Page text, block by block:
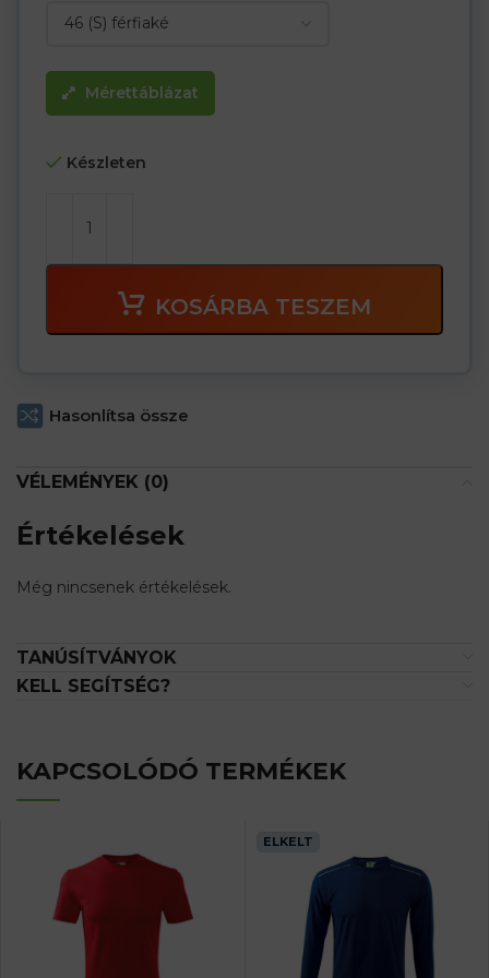
Mérettáblázat
Készleten
KOSÁRBA TESZEM
Hasonlítsa össze
VÉLEMÉNYEK (0)
Értékelések
Még nincsenek értékelések.
TANÚSÍTVÁNYOK
KELL SEGÍTSÉG?
KAPCSOLÓDÓ TERMÉKEK
ELKELT